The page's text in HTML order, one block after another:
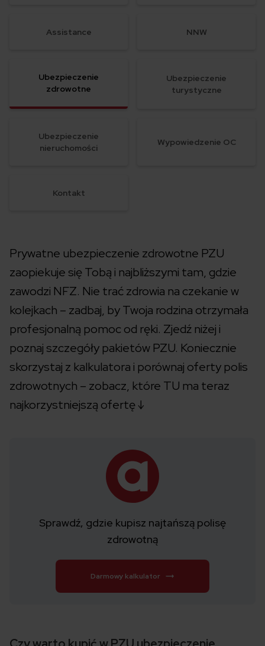
Assistance NNW
Ubezpieczenie
zdrowotne
Ubezpieczenie
turystyczne
Ubezpieczenie
nieruchomości
Wypowiedzenie OC
Kontakt
Prywatne ubezpieczenie zdrowotne PZU
zaopiekuje się Tobą i najbliższymi tam, gdzie
zawodzi NFZ. Nie trać zdrowia na czekanie w
kolejkach – zadbaj, by Twoja rodzina otrzymała
profesjonalną pomoc od ręki. Zjedź niżej i
poznaj szczegóły pakietów PZU. Koniecznie
skorzystaj z kalkulatora i porównaj oferty polis
zdrowotnych – zobacz, które TU ma teraz
najkorzystniejszą ofertę ↓
Sprawdź, gdzie kupisz najtańszą polisę
zdrowotną
Darmowy kalkulator